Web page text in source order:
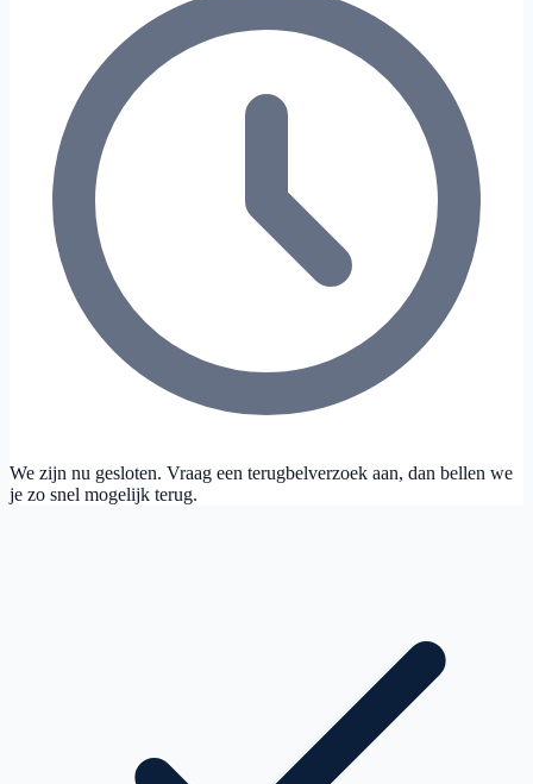
We zijn nu gesloten. Vraag een terugbelverzoek aan, dan bellen we
je zo snel mogelijk terug.